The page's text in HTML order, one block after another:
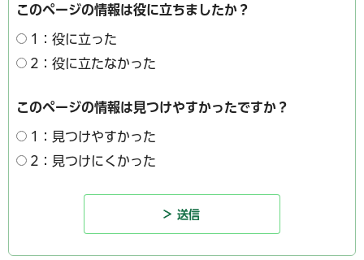
このページの情報は役に立ちましたか？
1：役に立った
2：役に立たなかった
このページの情報は見つけやすかったですか？
1：見つけやすかった
2：見つけにくかった